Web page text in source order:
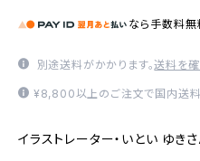
なら 手数料無
別途送料がかかります。送料を
¥8,800以上のご注文で国内送料
イラストレーター・いとい ゆき